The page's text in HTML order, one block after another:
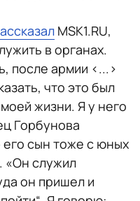
MSK1.RU,
в органах.
после армии <...>
что это был
жизни. Я у него
Горбунова
его сын тоже с юных
«Он служил
он пришел и